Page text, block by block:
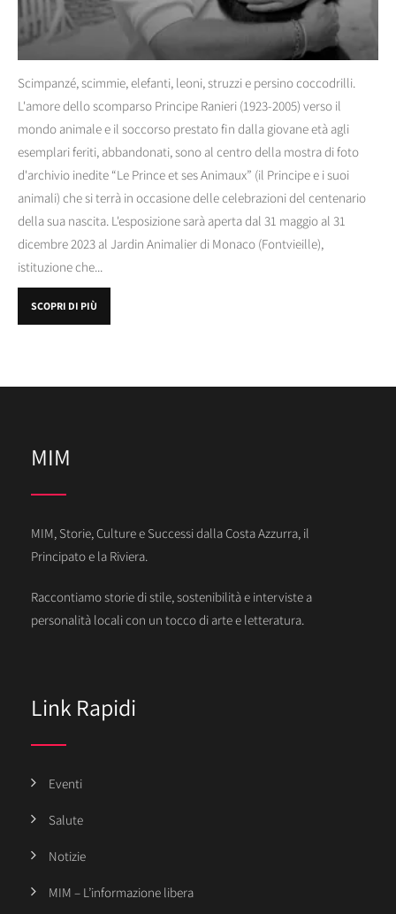
Scimpanzé, scimmie, elefanti, leoni, struzzi e persino coccodrilli.
L'amore dello scomparso Principe Ranieri (1923-2005) verso il
mondo animale e il soccorso prestato fin dalla giovane età agli
esemplari feriti, abbandonati, sono al centro della mostra di foto
d'archivio inedite “Le Prince et ses Animaux” (il Principe e i suoi
animali) che si terrà in occasione delle celebrazioni del centenario
della sua nascita. L'esposizione sarà aperta dal 31 maggio al 31
dicembre 2023 al Jardin Animalier di Monaco (Fontvieille),
istituzione che...
SCOPRI DI PIÙ
MIM
MIM, Storie, Culture e Successi dalla Costa Azzurra, il
Principato e la Riviera.
Raccontiamo storie di stile, sostenibilità e interviste a
personalità locali con un tocco di arte e letteratura.
Link Rapidi
Eventi
Salute
Notizie
MIM – L’informazione libera